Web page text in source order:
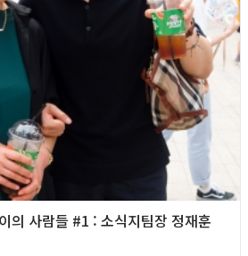
의 사람들 #1 : 소식지팀장 정재훈